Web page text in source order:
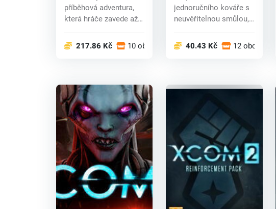
příběhová adventura,
která hráče zavede až
217.86 Kč 10 obchodech
jednoručního kováře s
neuvěřitelnou smůlou,
40.43 Kč 12 obchodech